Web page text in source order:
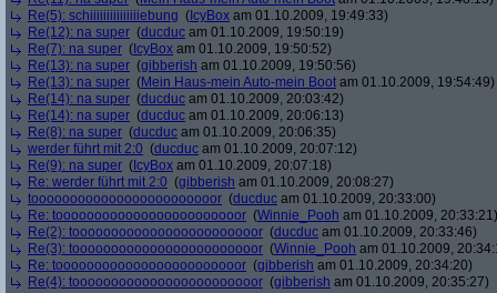
Re(5): schiiiiiiiiiiiiiiiebung ( IcyBox am 01.10.2009, 19:49:33)
Re(12): na super (ducduc am 01.10.2009, 19:50:19)
Re(7): na super ( IcyBox am 01.10.2009, 19:50:52)
Re(13): na super (gibberish am 01.10.2009, 19:50:56)
Re(13): na super (Mein Haus-mein Auto-mein Boot am 01.10.2009, 19:54:49)
Re(14): na super (ducduc am 01.10.2009, 20:03:42)
Re(14): na super (ducduc am 01.10.2009, 20:06:13)
Re(8): na super (ducduc am 01.10.2009, 20:06:35)
werder führt mit 2:0 (ducduc am 01.10.2009, 20:07:12)
Re(9): na super ( IcyBox am 01.10.2009, 20:07:18)
Re: werder führt mit 2:0 (gibberish am 01.10.2009, 20:08:27)
toooooooooooooooooooooooor (ducduc am 01.10.2009, 20:33:00)
Re: toooooooooooooooooooooooor (Winnie_Pooh am 01.10.2009, 20:33:21)
Re(2): toooooooooooooooooooooooor (ducduc am 01.10.2009, 20:33:46)
Re(3): toooooooooooooooooooooooor (Winnie_Pooh am 01.10.2009,
Re: toooooooooooooooooooooooor (gibberish am 01.10.2009, 20:34:20)
Re(4): toooooooooooooooooooooooor (gibberish am 01.10.2009, 20:35:27)